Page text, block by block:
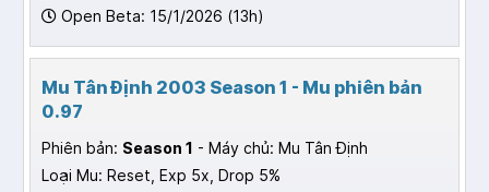
Open Beta: 15/1/2026 (13h)
Mu Tân Định 2003 Season 1 - Mu phiên bản
0.97
Phiên bản: Season 1 - Máy chủ: Mu Tân Định
Loại Mu: Reset, Exp 5x, Drop 5%